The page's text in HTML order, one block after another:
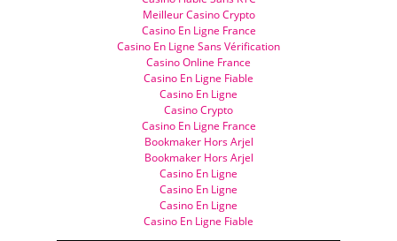
Meilleur Casino Crypto
Casino En Ligne France
Casino En Ligne Sans Vérification
Casino Online France
Casino En Ligne Fiable
Casino En Ligne
Casino Crypto
Casino En Ligne France
Bookmaker Hors Arjel
Bookmaker Hors Arjel
Casino En Ligne
Casino En Ligne
Casino En Ligne
Casino En Ligne Fiable